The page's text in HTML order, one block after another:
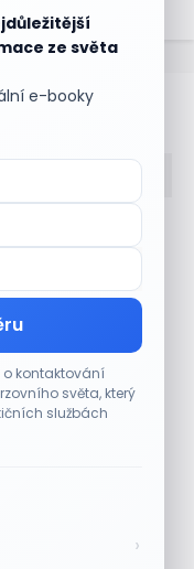
ze světa
e-booky
kontaktování
světa, který
službách
›
dluhopisy
obligace
dluhopisy
měna
pozice
pozice (short